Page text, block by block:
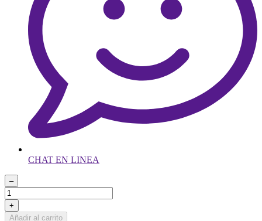
CHAT EN LINEA
–
+
Añadir al carrito